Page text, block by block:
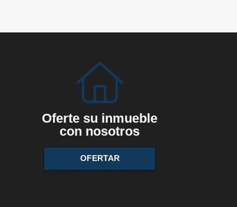
Oferte su inmueble
con nosotros
OFERTAR